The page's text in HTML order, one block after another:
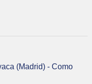
(Madrid) - Como